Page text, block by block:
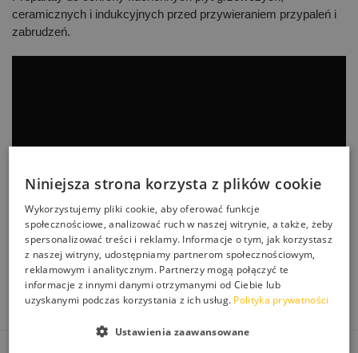
ceramicznych i indukcyjnych przed przywieraniem przypaleń i
zabrudzeń.
Niniejsza strona korzysta z plików cookie
Wykorzystujemy pliki cookie, aby oferować funkcje
społecznościowe, analizować ruch w naszej witrynie, a także, żeby
spersonalizować treści i reklamy. Informacje o tym, jak korzystasz
z naszej witryny, udostępniamy partnerom społecznościowym,
reklamowym i analitycznym. Partnerzy mogą połączyć te
informacje z innymi danymi otrzymanymi od Ciebie lub
uzyskanymi podczas korzystania z ich usług. Polityka prywatności
Ustawienia zaawansowane